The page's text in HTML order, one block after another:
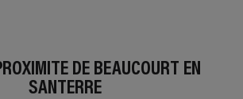
DE BEAUCOURT EN
SANTERRE